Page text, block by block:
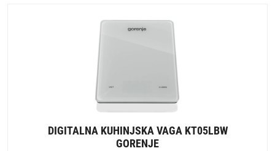
DIGITALNA KUHINJSKA VAGA KT05LBW
GORENJE